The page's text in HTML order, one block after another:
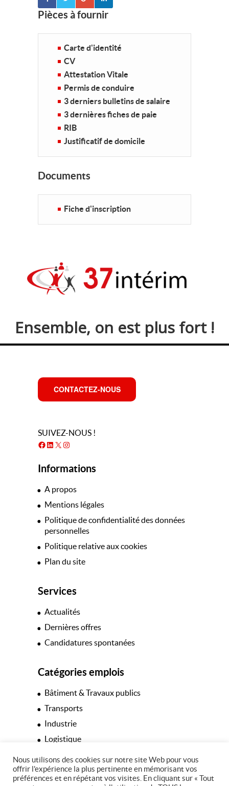
Pièces à fournir
Carte d'identité
CV
Attestation Vitale
Permis de conduire
3 derniers bulletins de salaire
3 dernières fiches de paie
RIB
Justificatif de domicile
Documents
Fiche d'inscription
Ensemble, on est plus fort !
CONTACTEZ-NOUS
SUIVEZ-NOUS !
Facebook
LinkedIn
X Instagram
Informations
A propos
Mentions légales
Politique de confidentialité des données
personnelles
Politique relative aux cookies
Plan du site
Services
Actualités
Dernières offres
Candidatures spontanées
Catégories emplois
Bâtiment & Travaux publics
Transports
Industrie
Logistique
Espaces verts
Nous utilisons des cookies sur notre site Web pour vous
offrir l'expérience la plus pertinente en mémorisant vos
préférences et en répétant vos visites. En cliquant sur « Tout